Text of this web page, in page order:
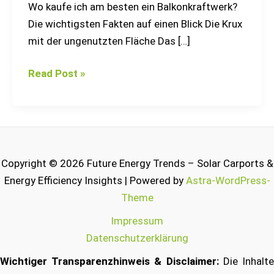
Wo kaufe ich am besten ein Balkonkraftwerk?
Die wichtigsten Fakten auf einen Blick Die Krux
mit der ungenutzten Fläche Das […]
Read Post »
Copyright © 2026 Future Energy Trends – Solar Carports &
Energy Efficiency Insights | Powered by Astra-WordPress-
Theme
Impressum
Datenschutzerklärung
Wichtiger Transparenzhinweis & Disclaimer:Die Inhalte